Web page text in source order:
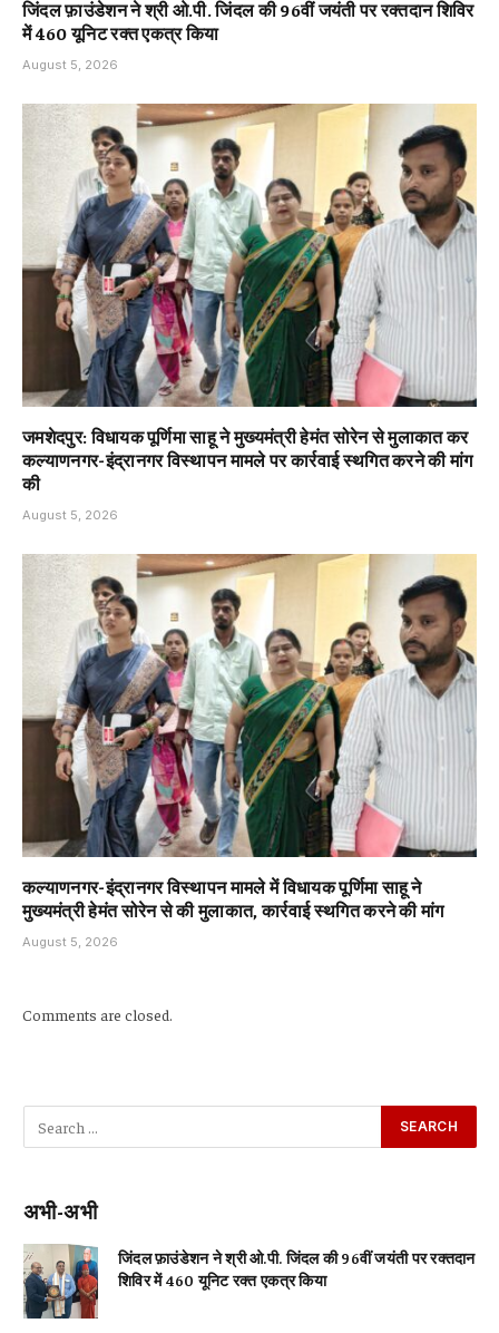
जिंदल फ़ाउंडेशन ने श्री ओ.पी. जिंदल की 96वीं जयंती पर रक्तदान शिविर
में 460 यूनिट रक्त एकत्र किया
August 5, 2026
जमशेदपुर: विधायक पूर्णिमा साहू ने मुख्यमंत्री हेमंत सोरेन से मुलाकात कर
कल्याणनगर-इंद्रानगर विस्थापन मामले पर कार्रवाई स्थगित करने की मांग
की
August 5, 2026
कल्याणनगर-इंद्रानगर विस्थापन मामले में विधायक पूर्णिमा साहू ने
मुख्यमंत्री हेमंत सोरेन से की मुलाकात, कार्रवाई स्थगित करने की मांग
August 5, 2026
Comments are closed.
अभी-अभी
जिंदल फ़ाउंडेशन ने श्री ओ.पी. जिंदल की 96वीं जयंती पर रक्तदान
शिविर में 460 यूनिट रक्त एकत्र किया